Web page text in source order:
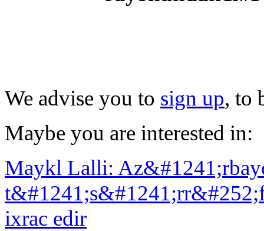
We advise you to sign up, to
Maybe you are interested in:
Maykl Lalli:
ixrac edir